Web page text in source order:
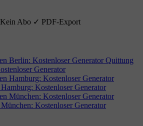
Abo ✓ PDF-Export
Quittung
Generator
Kostenloser Generator
Kostenloser Generator